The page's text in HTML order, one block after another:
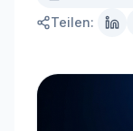
Teilen: